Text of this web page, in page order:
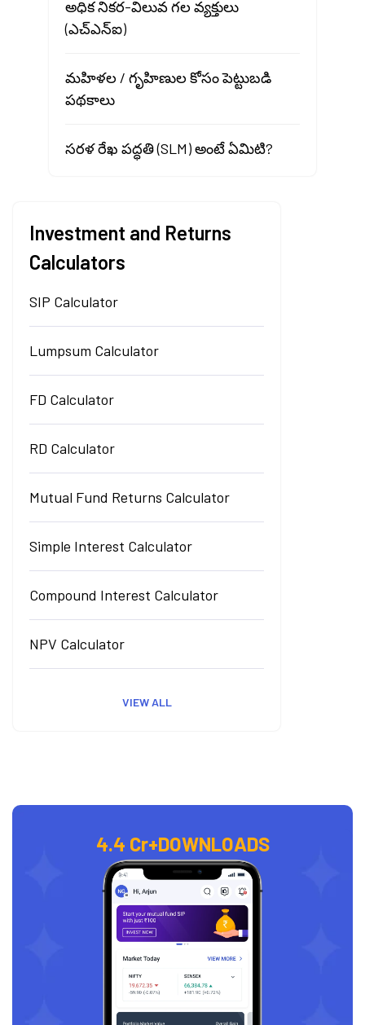
అధిక నికర-విలువ గల వ్యక్తులు
(ఎచ్‌ఎన్‌ఐ)
మహిళల / గృహిణుల కోసం పెట్టుబడి
పథకాలు
సరళ రేఖ పద్ధతి (SLM) అంటే ఏమిటి?
Investment and Returns
Calculators
SIP Calculator
Lumpsum Calculator
FD Calculator
RD Calculator
Mutual Fund Returns Calculator
Simple Interest Calculator
Compound Interest Calculator
NPV Calculator
VIEW ALL
4.4 Cr+DOWNLOADS